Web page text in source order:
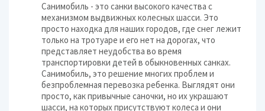
Санимобиль - это санки высокого качества с
механизмом выдвижных колесных шасси. Это
просто находка для наших городов, где снег лежит
только на тротуаре и его нет на дорогах, что
представляет неудобства во время
транспортировки детей в обыкновенных санках.
Санимобиль, это решение многих проблем и
безпроблемная перевозка ребенка. Выглядят они
просто, как привычные саночки, но их украшают
шасси, на которых присутствуют колеса и они